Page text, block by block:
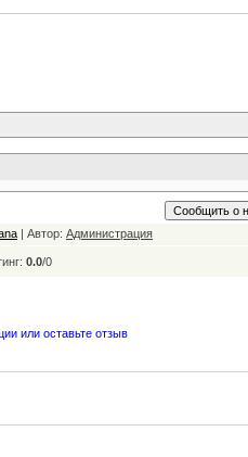
| Автор: Администрация
0.0/0
или оставьте отзыв